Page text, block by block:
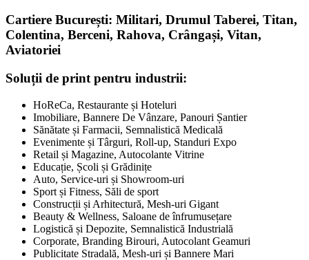
Cartiere București: Militari, Drumul Taberei, Titan,
Colentina, Berceni, Rahova, Crângași, Vitan,
Aviatoriei
Soluții de print pentru industrii:
HoReCa, Restaurante și Hoteluri
Imobiliare, Bannere De Vânzare, Panouri Șantier
Sănătate și Farmacii, Semnalistică Medicală
Evenimente și Târguri, Roll-up, Standuri Expo
Retail și Magazine, Autocolante Vitrine
Educație, Școli și Grădinițe
Auto, Service-uri și Showroom-uri
Sport și Fitness, Săli de sport
Construcții și Arhitectură, Mesh-uri Gigant
Beauty & Wellness, Saloane de înfrumusețare
Logistică și Depozite, Semnalistică Industrială
Corporate, Branding Birouri, Autocolant Geamuri
Publicitate Stradală, Mesh-uri și Bannere Mari